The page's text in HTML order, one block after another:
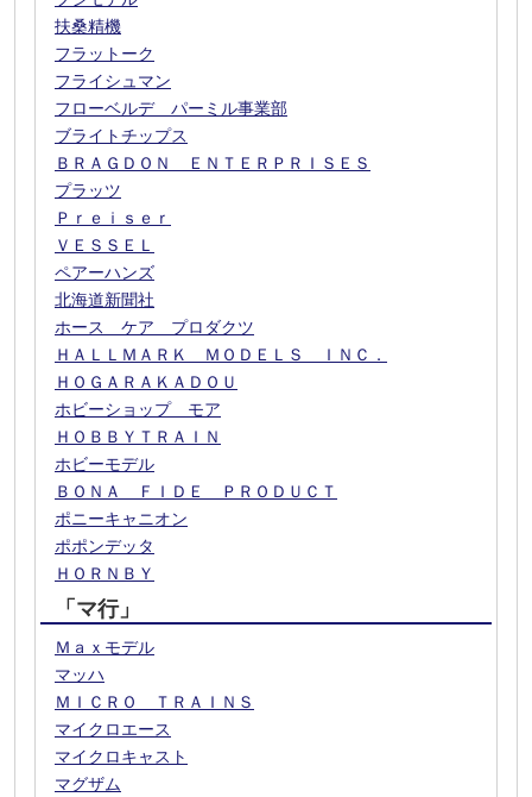
扶桑精機
フラットーク
フライシュマン
フローベルデ パーミル事業部
ブライトチップス
ＢＲＡＧＤＯＮ ＥＮＴＥＲＰＲＩＳＥＳ
プラッツ
Ｐｒｅｉｓｅｒ
ＶＥＳＳＥＬ
ペアーハンズ
北海道新聞社
ホース ケア プロダクツ
ＨＡＬＬＭＡＲＫ ＭＯＤＥＬＳ ＩＮＣ．
ＨＯＧＡＲＡＫＡＤＯＵ
ホビーショップ モア
ＨＯＢＢＹＴＲＡＩＮ
ホビーモデル
ＢＯＮＡ ＦＩＤＥ ＰＲＯＤＵＣＴ
ポニーキャニオン
ポポンデッタ
ＨＯＲＮＢＹ
「マ行」
Ｍａｘモデル
マッハ
ＭＩＣＲＯ ＴＲＡＩＮＳ
マイクロエース
マイクロキャスト
マグザム